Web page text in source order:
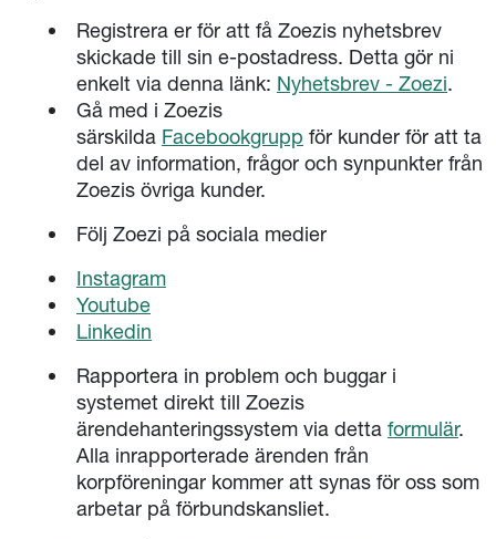
Registrera er för att få Zoezis nyhetsbrev
skickade till sin e-postadress. Detta gör ni
enkelt via denna länk: Nyhetsbrev - Zoezi.
Gå med i Zoezis
särskilda Facebookgrupp för kunder för att ta
del av information, frågor och synpunkter från
Zoezis övriga kunder.
Följ Zoezi på sociala medier
Instagram
Youtube
Linkedin
Rapportera in problem och buggar i
systemet direkt till Zoezis
ärendehanteringssystem via detta formulär.
Alla inrapporterade ärenden från
korpföreningar kommer att synas för oss som
arbetar på förbundskansliet.